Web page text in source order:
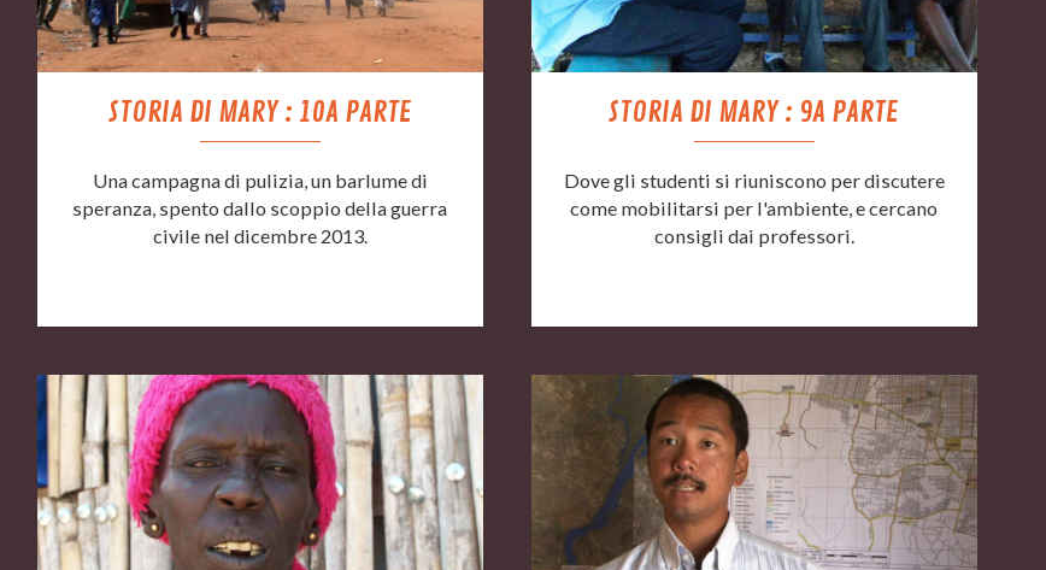
STORIA DI MARY : 10A PARTE
Una campagna di pulizia, un barlume di
speranza, spento dallo scoppio della guerra
civile nel dicembre 2013.
STORIA DI MARY : 9A PARTE
Dove gli studenti si riuniscono per discutere
come mobilitarsi per l'ambiente, e cercano
consigli dai professori.